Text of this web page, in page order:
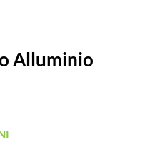
Alluminio